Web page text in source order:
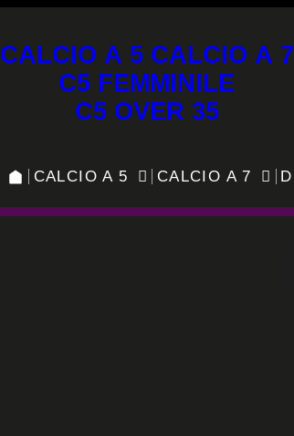
CALCIO A 5 CALCIO A 7
C5 FEMMINILE
C5 OVER 35
CALCIO A 5 CALCIO A 7